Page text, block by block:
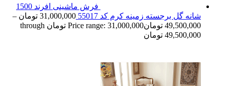
فرش ماشینی افرند 1500
شانه گل برجسته زمینه کرم کد 55017
31,000,000 تومان –
49,500,000 تومان
Price range: 31,000,000 تومان through
49,500,000 تومان